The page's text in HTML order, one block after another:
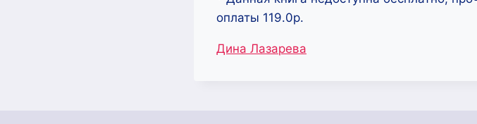
оплаты 119.0р.
Метки
Дина Лазарева